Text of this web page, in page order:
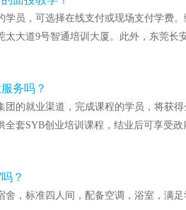
学员，可选择在线支付或现场支付学费
太大道9号智通培训大厦。此外，东莞长
务吗？
团的就业渠道，完成课程的学员，将获
全套SYB创业培训课程，结业后可享受政
？
舍，标准四人间，配备空调，浴室，满足